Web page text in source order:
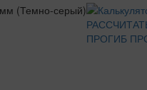
ПРОГИБ